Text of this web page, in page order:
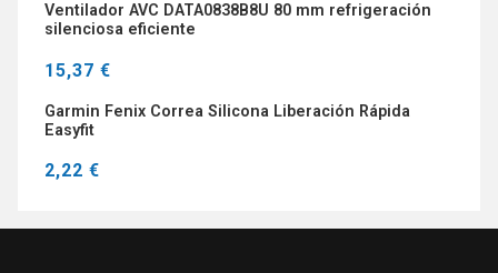
Ventilador AVC DATA0838B8U 80 mm refrigeración
silenciosa eficiente
15,37 €
Garmin Fenix Correa Silicona Liberación Rápida
Easyfit
2,22 €